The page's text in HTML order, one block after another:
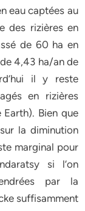
eau captées au
des rizières en
de 60 ha en
4,43 ha/an de
il y reste
en rizières
Bien que
la diminution
marginal pour
si l’on
par la
suffisamment